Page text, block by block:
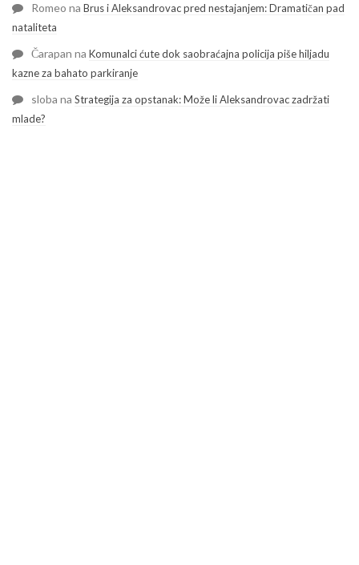
Romeo na Brus i Aleksandrovac pred nestajanjem: Dramatičan pad
nataliteta
Čarapan na Komunalci ćute dok saobraćajna policija piše hiljadu
kazne za bahato parkiranje
sloba na Strategija za opstanak: Može li Aleksandrovac zadržati
mlade?